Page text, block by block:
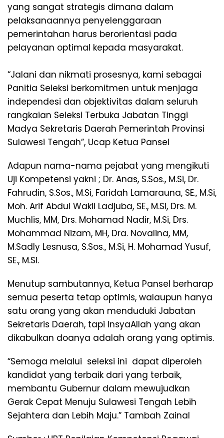
yang sangat strategis dimana dalam
pelaksanaannya penyelenggaraan
pemerintahan harus berorientasi pada
pelayanan optimal kepada masyarakat.
“Jalani dan nikmati prosesnya, kami sebagai
Panitia Seleksi berkomitmen untuk menjaga
independesi dan objektivitas dalam seluruh
rangkaian Seleksi Terbuka Jabatan Tinggi
Madya Sekretaris Daerah Pemerintah Provinsi
Sulawesi Tengah”, Ucap Ketua Pansel
Adapun nama-nama pejabat yang mengikuti
Uji Kompetensi yakni ; Dr. Anas, S.Sos., M.Si, Dr.
Fahrudin, S.Sos., M.Si, Faridah Lamarauna, SE., M.Si,
Moh. Arif Abdul Wakil Ladjuba, SE., M.Si, Drs. M.
Muchlis, MM, Drs. Mohamad Nadir, M.Si, Drs.
Mohammad Nizam, MH, Dra. Novalina, MM,
M.Sadly Lesnusa, S.Sos., M.Si, H. Mohamad Yusuf,
SE., M.Si.
Menutup sambutannya, Ketua Pansel berharap
semua peserta tetap optimis, walaupun hanya
satu orang yang akan menduduki Jabatan
Sekretaris Daerah, tapi InsyaAllah yang akan
dikabulkan doanya adalah orang yang optimis.
“Semoga melalui seleksi ini dapat diperoleh
kandidat yang terbaik dari yang terbaik,
membantu Gubernur dalam mewujudkan
Gerak Cepat Menuju Sulawesi Tengah Lebih
Sejahtera dan Lebih Maju.” Tambah Zainal